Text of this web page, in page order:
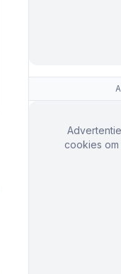
cookies